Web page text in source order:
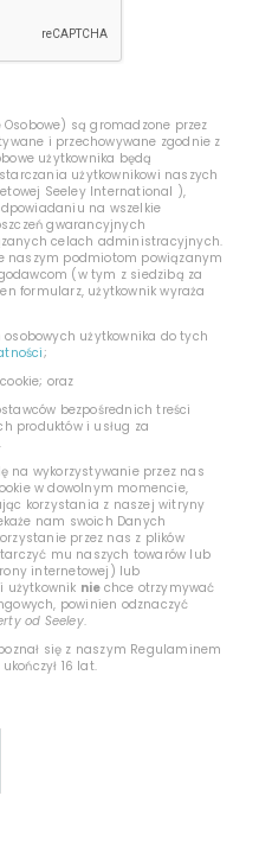
Osobowe) są gromadzone przez
i przechowywane zgodnie z
użytkownika będą
użytkownikowi naszych
Seeley International ),
na wszelkie
gwarancyjnych
celach administracyjnych.
naszym podmiotom powiązanym
(w tym z siedzibą za
formularz, użytkownik wyraża
osobowych użytkownika do tych
;
oraz
bezpośrednich treści
produktów i usług za
na wykorzystywanie przez nas
w dowolnym momencie,
korzystania z naszej witryny
nam swoich Danych
przez nas z plików
mu naszych towarów lub
internetowej) lub
użytkownik nie chce otrzymywać
powinien odznaczyć
od Seeley.
się z naszym Regulaminem
16 lat.